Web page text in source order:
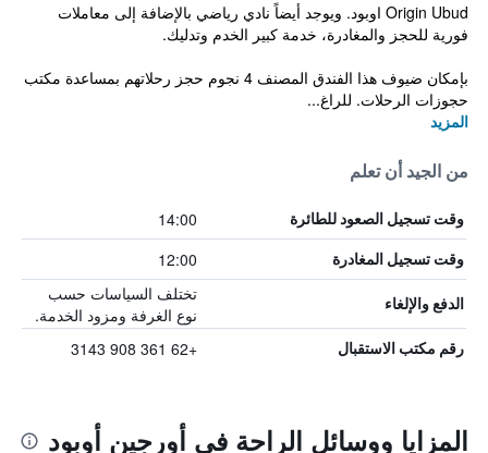
Origin Ubud اوبود. ويوجد أيضاً نادي رياضي بالإضافة إلى معاملات
فورية للحجز والمغادرة، خدمة كبير الخدم وتدليك.
بإمكان ضيوف هذا الفندق المصنف 4 نجوم حجز رحلاتهم بمساعدة مكتب
حجوزات الرحلات. للراغ...
المزيد
من الجيد أن تعلم
وقت تسجيل الصعود للطائرة 14:00
وقت تسجيل المغادرة 12:00
الدفع والإلغاء
تختلف السياسات حسب
نوع الغرفة ومزود الخدمة.
رقم مكتب الاستقبال +62 361 908 3143
المزايا ووسائل الراحة في أورجين أوبود